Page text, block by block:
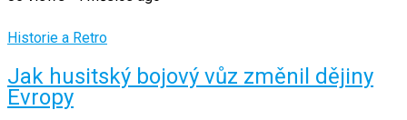
Historie a Retro
Jak husitský bojový vůz změnil dějiny
Evropy